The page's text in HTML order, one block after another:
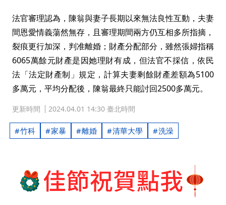
法官審理認為，陳翁與妻子長期以來無法良性互動，夫妻
間恩愛情義蕩然無存，且審理期間兩方仍互相多所指摘，
裂痕更行加深，判准離婚；財產分配部分，雖然張婦指稱
6065萬餘元財產是因她理財有成，但法官不採信，依民
法「法定財產制」規定，計算夫妻剩餘財產差額為5100
多萬元，平均分配後，陳翁最終只能討回2500多萬元。
更新時間 2024.04.01 14:30 臺北時間
竹科 家暴 離婚 清華大學 洗澡